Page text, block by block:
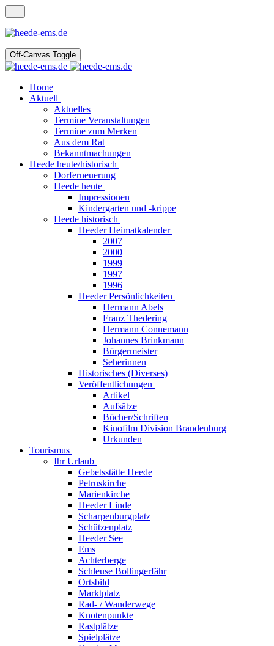
Off-Canvas Toggle
Home
Aktuell
Aktuelles
Termine Veranstaltungen
Termine zum Merken
Aus dem Rat
Bekanntmachungen
Heede heute/historisch
Dorferneuerung
Heede heute
Impressionen
Kindergarten und -krippe
Heede historisch
Heeder Heimatkalender
2007
2000
1999
1997
1996
Heeder Persönlichkeiten
Hermann Abels
Franz Thedering
Hermann Connemann
Johannes Brinkmann
Bürgermeister
Seherinnen
Historisches (Diverses)
Veröffentlichungen
Artikel
Aufsätze
Bücher/Schriften
Kinofilm Division Brandenburg
Urkunden
Tourismus
Ihr Urlaub
Gebetsstätte Heede
Petruskirche
Marienkirche
Heeder Linde
Scharpenburgplatz
Schützenplatz
Heeder See
Ems
Achterberge
Schleuse Bollingerfähr
Ortsbild
Marktplatz
Rad- / Wanderwege
Knotenpunkte
Rastplätze
Spielplätze